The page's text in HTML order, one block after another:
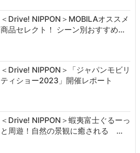
＜Drive! NIPPON＞MOBILAオススメ
商品セレクト！ シーン別おすすめ…
＜Drive! NIPPON＞「ジャパンモビリ
ティショー2023」開催レポート
＜Drive! NIPPON＞蝦夷富士ぐるーっ
と周遊！自然の景観に癒される …